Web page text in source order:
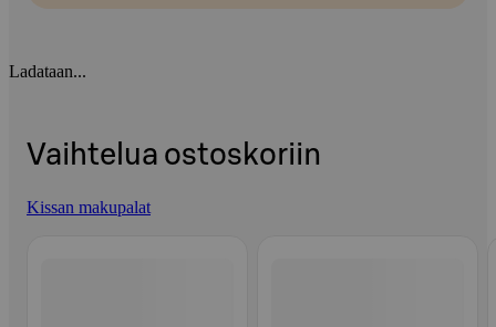
Ladataan...
Vaihtelua ostoskoriin
Kissan makupalat